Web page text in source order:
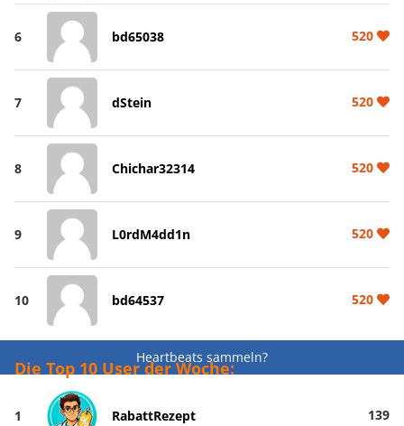
6 bd65038 520
7 dStein 520
8 Chichar32314 520
9 L0rdM4dd1n 520
10 bd64537 520
Heartbeats sammeln?
Die Top 10 User der Woche:
1 RabattRezept 139